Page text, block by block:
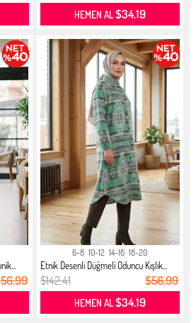
HEMEN AL$34.19
6-8 10-12 14-16 18-20
Etnik Desenli Düğmeli Oduncu Kışlık...
$142.41 $56.99
HEMEN AL$34.19